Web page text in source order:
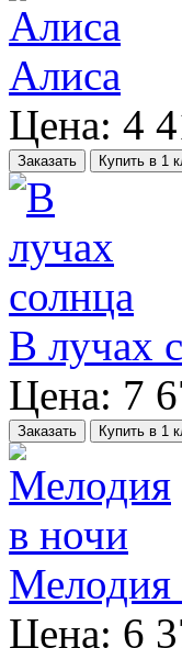
Алиса
Цена: 4
Заказать Купить в 1
В лучах
Цена: 7
Заказать Купить в 1
Мелодия
Цена: 6